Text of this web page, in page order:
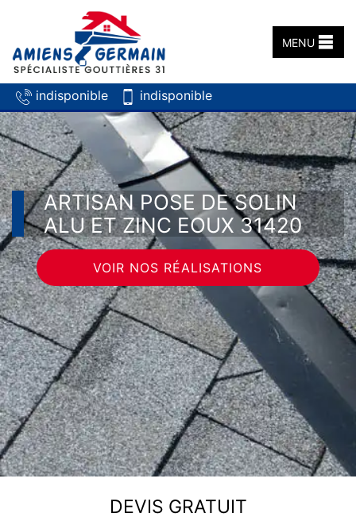
indisponible indisponible
MENU
ARTISAN POSE DE SOLIN
ALU ET ZINC EOUX 31420
VOIR NOS RÉALISATIONS
DEVIS GRATUIT